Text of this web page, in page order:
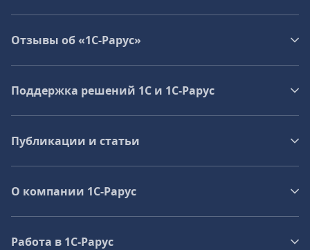
Отзывы об «1С-Рарус»
Поддержка решений 1С и 1С‑Рарус
Публикации и статьи
О компании 1C-Рарус
Работа в 1С‑Рарус